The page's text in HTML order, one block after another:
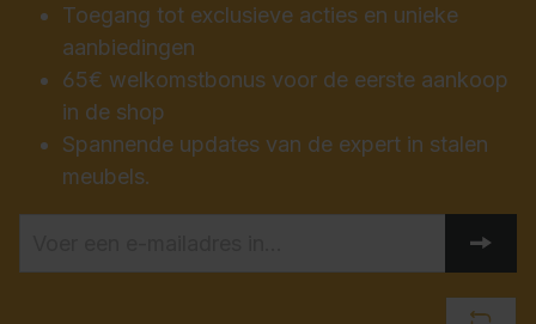
Toegang tot exclusieve acties en unieke
aanbiedingen
65€ welkomstbonus voor de eerste aankoop
in de shop
Spannende updates van de expert in stalen
meubels.